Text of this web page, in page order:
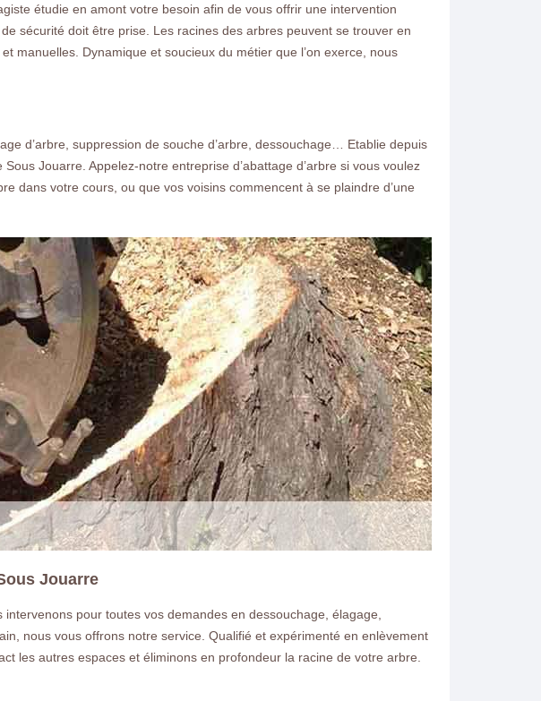
EN ELAGAGE
Sous Jouarre 77260 Vous souhaitez
gratuit rapide.
Nous contacter
étudie en amont votre besoin afin de vous offrir une intervention
sécurité doit être prise. Les racines des arbres peuvent se trouver en
manuelles. Dynamique et soucieux du métier que l’on exerce, nous
d’arbre, suppression de souche d’arbre, dessouchage… Etablie depuis
Jouarre. Appelez-notre entreprise d’abattage d’arbre si vous voulez
dans votre cours, ou que vos voisins commencent à se plaindre d’une
Jouarre
pour toutes vos demandes en dessouchage, élagage,
nous vous offrons notre service. Qualifié et expérimenté en enlèvement
les autres espaces et éliminons en profondeur la racine de votre arbre.